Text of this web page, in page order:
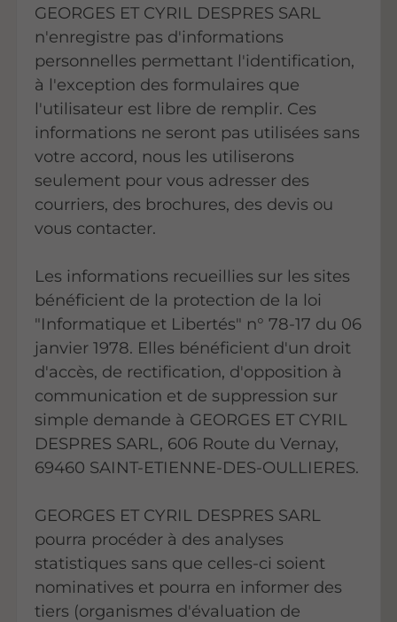
GEORGES ET CYRIL DESPRES SARL
n'enregistre pas d'informations
personnelles permettant l'identification,
à l'exception des formulaires que
l'utilisateur est libre de remplir. Ces
informations ne seront pas utilisées sans
votre accord, nous les utiliserons
seulement pour vous adresser des
courriers, des brochures, des devis ou
vous contacter.
Les informations recueillies sur les sites
bénéficient de la protection de la loi
"Informatique et Libertés" n° 78-17 du 06
janvier 1978. Elles bénéficient d'un droit
d'accès, de rectification, d'opposition à
communication et de suppression sur
simple demande à GEORGES ET CYRIL
DESPRES SARL, 606 Route du Vernay,
69460 SAINT-ETIENNE-DES-OULLIERES.
GEORGES ET CYRIL DESPRES SARL
pourra procéder à des analyses
statistiques sans que celles-ci soient
nominatives et pourra en informer des
tiers (organismes d'évaluation de